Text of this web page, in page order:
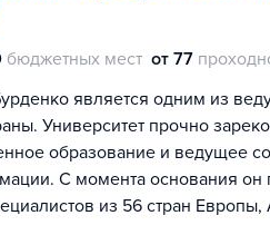
бюджетных мест от 77
является одним из
Университет прочно
образование и ведущее
С момента основания
из 56 стран